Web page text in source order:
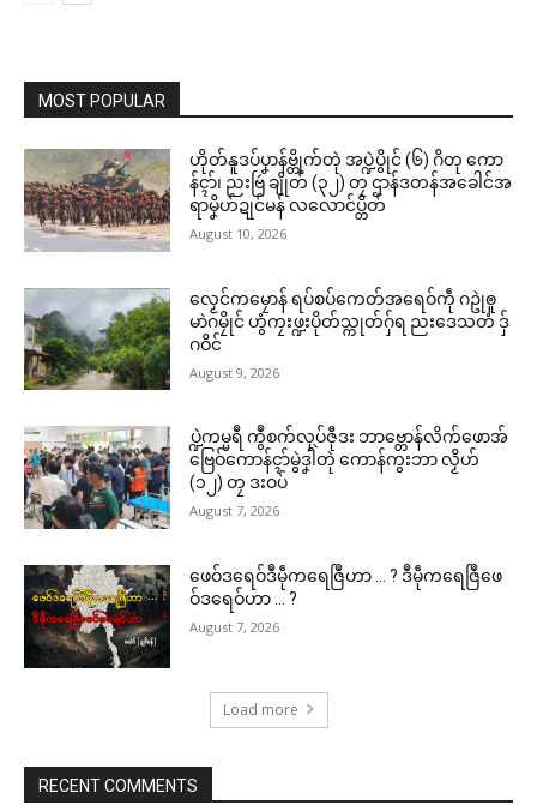
MOST POPULAR
ဟိုတ်နူဒပ်ပၞာန်ဗ္တိုက်တုဲ အပ္ဍဲပွိုင် (၆) ဂိတု ကော
န်ၚာ်၊ ညးဗြဴ ချိုတ် (၃၂) တၠ ဌာန်ဒတန်အခေါင်အ
ရာမၞိဟ်ဍုင်မန် လလောင်ပ္တိတ်
August 10, 2026
လၟေင်ကမၠောန် ရပ်စပ်ကေတ်အရေဝ်ကဵု ဂဥုဲၜူ
မာဲဂမၠိုင် ဟွံကၠးဖ္ဍးပိုတ်သ္ကုတ်ဂှ်ရ ညးဒေသတံ ဒှ်
ဂဝိင်
August 9, 2026
ပ္ဍဲကမ္မရဳ ကွဳစက်လုပ်ဇီုဒး ဘာဗ္တောန်လိက်ဖောအ်
ဗြေဝ်ကောန်ၚာ်မွဲဒၞါဲတုဲ ကောန်ကွးဘာ လၟိဟ်
(၁၂) တၠ ဒးဝပ်
August 7, 2026
ဖေဝ်ဒရေဝ်ဒဳမဵုကရေဇြဳဟာ … ? ဒဳမဵုကရေဇြဳဖေ
ဝ်ဒရေဝ်ဟာ … ?
August 7, 2026
Load more
RECENT COMMENTS